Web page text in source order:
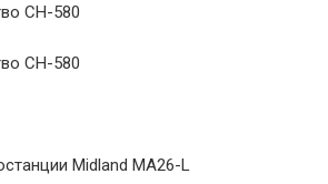
CH-580
CH-580
Midland MA26-L